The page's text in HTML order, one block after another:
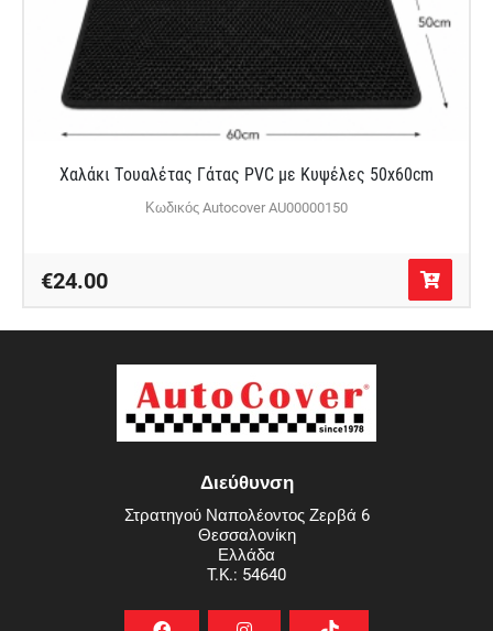
Χαλάκι Τουαλέτας Γάτας PVC με Κυψέλες 50x60cm
Κωδικός Autocover AU00000150
€24.00
Διεύθυνση
Στρατηγού Ναπολέοντος Ζερβά 6
Θεσσαλονίκη
Ελλάδα
T.K.: 54640